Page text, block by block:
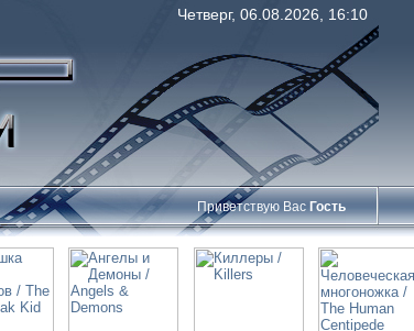
Четверг, 06.08.2026, 16:10
Приветствую Вас Гость